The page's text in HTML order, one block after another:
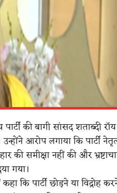
की बागी सांसद शताब्दी
आरोप लगाया कि पार्टी
की समीक्षा नहीं की और
गया।
कि पार्टी छोड़ने या विद्रोह